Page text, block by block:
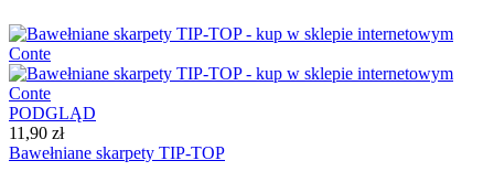
PODGLĄD
11,90 zł
Bawełniane skarpety TIP-TOP